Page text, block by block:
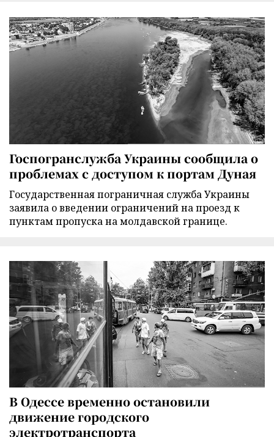
Госпогранслужба Украины сообщила о
проблемах с доступом к портам Дуная
Государственная пограничная служба Украины
заявила о введении ограничений на проезд к
пунктам пропуска на молдавской границе.
В Одессе временно остановили
движение городского
электротранспорта